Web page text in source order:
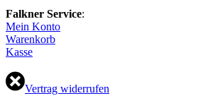
Falkner Service:
Mein Konto
Warenkorb
Kasse
Vertrag widerrufen